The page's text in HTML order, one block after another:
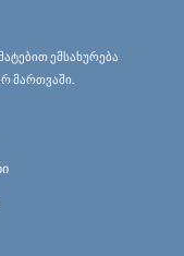
ემსახურება
მართვაში.